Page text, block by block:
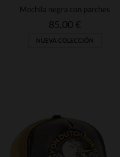
TALLAS DISPONIBLES
Mochila negra con parches
85,00 €
NUEVA COLECCIÓN